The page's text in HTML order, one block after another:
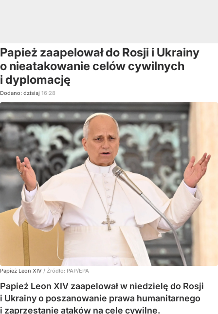
Papież zaapelował do Rosji i Ukrainy
o nieatakowanie celów cywilnych
i dyplomację
Dodano: dzisiaj 16:28
Papież Leon XIV / Źródło: PAP/EPA
Papież Leon XIV zaapelował w niedzielę do Rosji
i Ukrainy o poszanowanie prawa humanitarnego
i zaprzestanie ataków na cele cywilne.